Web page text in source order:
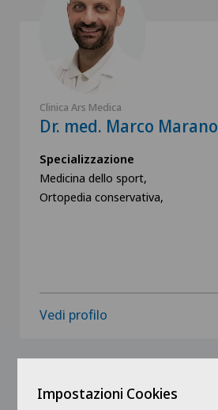
Clinica Ars Medica
Dr. med. Marco Marano
Specializzazione
Medicina dello sport,
Ortopedia conservativa,
Vedi profilo
Mostra tutto
Impostazioni Cookies